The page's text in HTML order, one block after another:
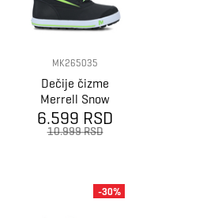
MK265035
Dečije čizme
Merrell Snow
Bank 3.0 Wtrpf
6.599 RSD
10.999 RSD
-30%